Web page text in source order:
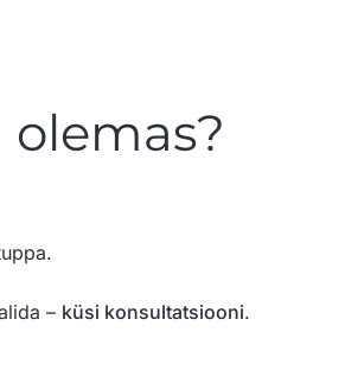
– küsi konsultatsiooni.